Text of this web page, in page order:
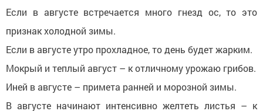
Если в августе встречается много гнезд ос, то это
признак холодной зимы.
Если в августе утро прохладное, то день будет жарким.
Мокрый и теплый август – к отличному урожаю грибов.
Иней в августе – примета ранней и морозной зимы.
В августе начинают интенсивно желтеть листья – к